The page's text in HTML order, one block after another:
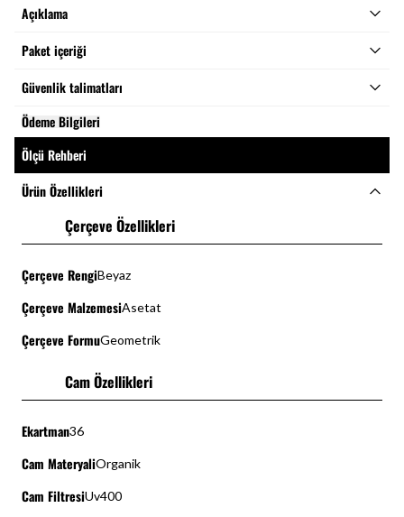
Açıklama
Paket içeriği
Güvenlik talimatları
Ödeme Bilgileri
Ölçü Rehberi
Ürün Özellikleri
Çerçeve Özellikleri
Çerçeve RengiBeyaz
Çerçeve MalzemesiAsetat
Çerçeve FormuGeometrik
Cam Özellikleri
Ekartman36
Cam MateryaliOrganik
Cam FiltresiUv400